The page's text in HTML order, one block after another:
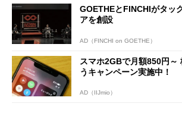
GOETHEとFINCHIがタッ
アを創設
AD（FINCHI on GOETHE）
スマホ2GBで月額850円～
うキャンペーン実施中！
AD（IIJmio）